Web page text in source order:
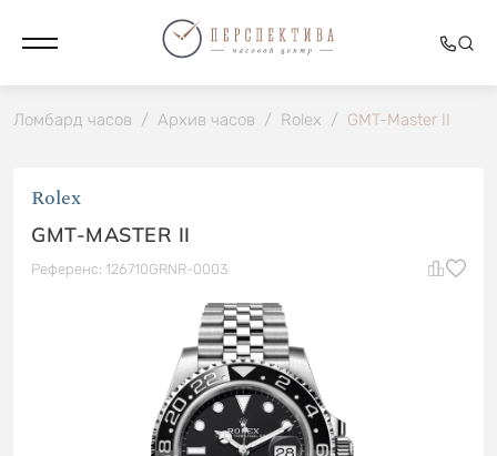
Ломбард часов / Архив часов / Rolex / GMT-Master II
Rolex
GMT-MASTER II
Референс: 126710GRNR-0003